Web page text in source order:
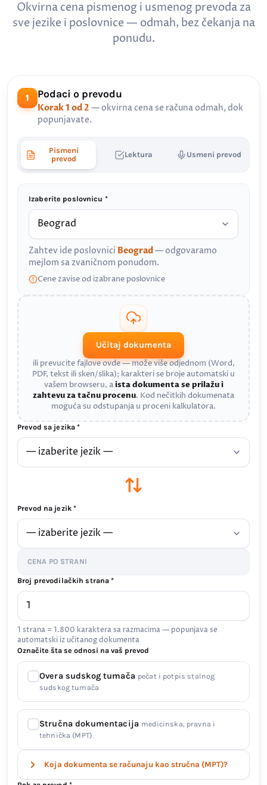
Okvirna cena pismenog i usmenog prevoda za
sve jezike i poslovnice — odmah, bez čekanja na
ponudu.
1 Podaci o prevodu
Korak 1 od 2 — okvirna cena se računa odmah, dok
popunjavate.
Pismeni
prevod
Lektura Usmeni prevod
Izaberite poslovnicu *
Zahtev ide poslovnici Beograd— odgovaramo
mejlom sa zvaničnom ponudom.
Cene zavise od izabrane poslovnice
Učitaj dokumenta
ili prevucite fajlove ovde — može više odjednom (Word,
PDF, tekst ili sken/slika); karakteri se broje automatski u
vašem browseru, aista dokumenta se prilažu i
zahtevu za tačnu procenu. Kod nečitkih dokumenata
moguća su odstupanja u proceni kalkulatora.
Prevod sa jezika *
Prevod na jezik *
CENA PO STRANI
Broj prevodilačkih strana *
1 strana = 1.800 karaktera sa razmacima — popunjava se
automatski iz učitanog dokumenta
Označite šta se odnosi na vaš prevod
Overa sudskog tumača pečat i potpis stalnog
sudskog tumača
Stručna dokumentacija medicinska, pravna i
tehnička (MPT)
Koja dokumenta se računaju kao stručna (MPT)?